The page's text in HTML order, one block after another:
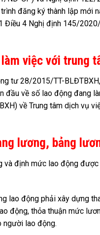
trình đăng ký thành lập mới
Điều 4 Nghị định 145/
việc với trung
tư 28/2015/TT-
đầu về số lao động đang
về Trung tâm dịch vụ
lương, bảng
và định mức lao động
lao động phải xây dựng
động, thỏa thuận mức
người lao động.